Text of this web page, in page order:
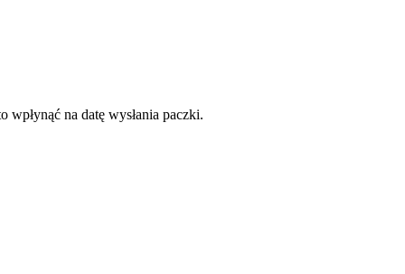
na datę wysłania paczki.